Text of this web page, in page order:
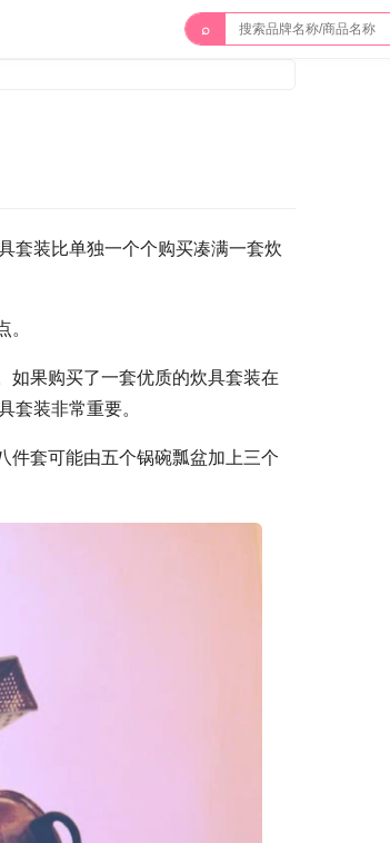
⌕
套装比单独一个个购买凑满一套炊
如果购买了一套优质的炊具套装在
套装非常重要。
件套可能由五个锅碗瓢盆加上三个